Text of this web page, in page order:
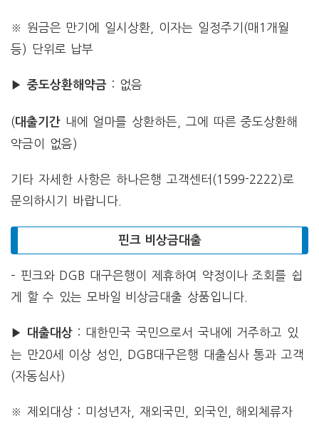
※ 원금은 만기에 일시상환, 이자는 일정주기(매1개월
등) 단위로 납부
▶ 중도상환해약금: 없음
(대출기간 내에 얼마를 상환하든, 그에 따른 중도상환해
약금이 없음)
기타 자세한 사항은 하나은행 고객센터(1599-2222)로
문의하시기 바랍니다.
핀크 비상금대출
– 핀크와 DGB 대구은행이 제휴하여 약정이나 조회를 쉽
게 할 수 있는 모바일 비상금대출 상품입니다.
▶ 대출대상: 대한민국 국민으로서 국내에 거주하고 있
는 만20세 이상 성인, DGB대구은행 대출심사 통과 고객
(자동심사)
※ 제외대상 : 미성년자, 재외국민, 외국인, 해외체류자